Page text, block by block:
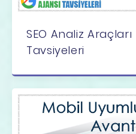
SEO Analiz
Tavsiyeleri